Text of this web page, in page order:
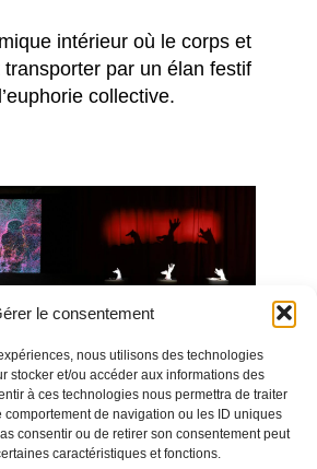
le consentement
nous utilisons des technologies
stocker et/ou accéder aux informations des
à ces technologies nous permettra de traiter
de navigation ou les ID uniques
consentir ou de retirer son consentement peut
caractéristiques et fonctions.
intérieur où le corps et
transporter par un élan festif
collective.